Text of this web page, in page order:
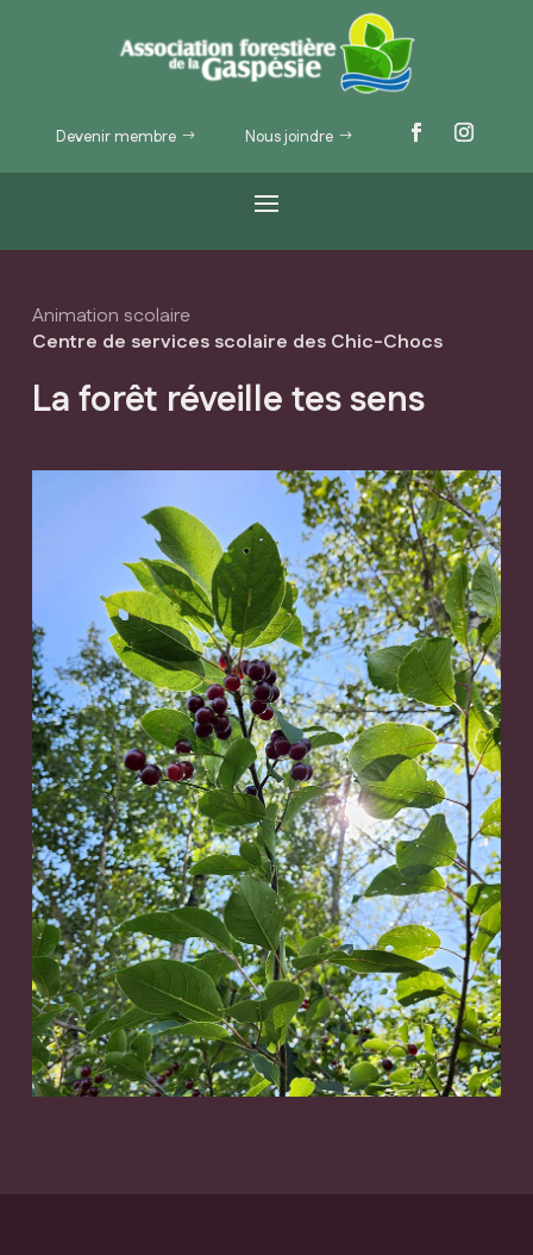
Devenir membre Nous joindre
Animation scolaire
Centre de services scolaire des Chic-Chocs
La forêt réveille tes sens